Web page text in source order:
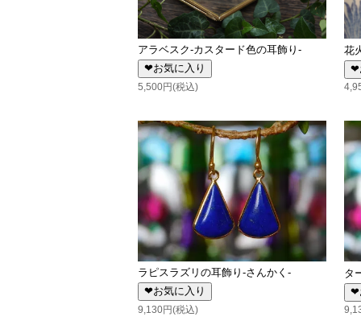
アラベスク-カスタード色の耳飾り-
❤お気に入り
5,500円(税込)
花
❤
ラピスラズリの耳飾り-さんかく-
❤お気に入り
9,130円(税込)
タ
❤